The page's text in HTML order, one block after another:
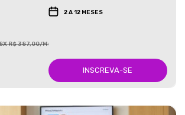
2 A 12 MESES
R$ 387,00/Mês
INSCREVA-SE